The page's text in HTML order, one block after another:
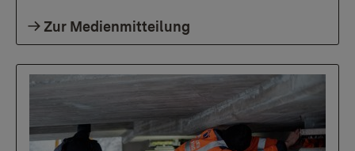
Zur Medienmitteilung